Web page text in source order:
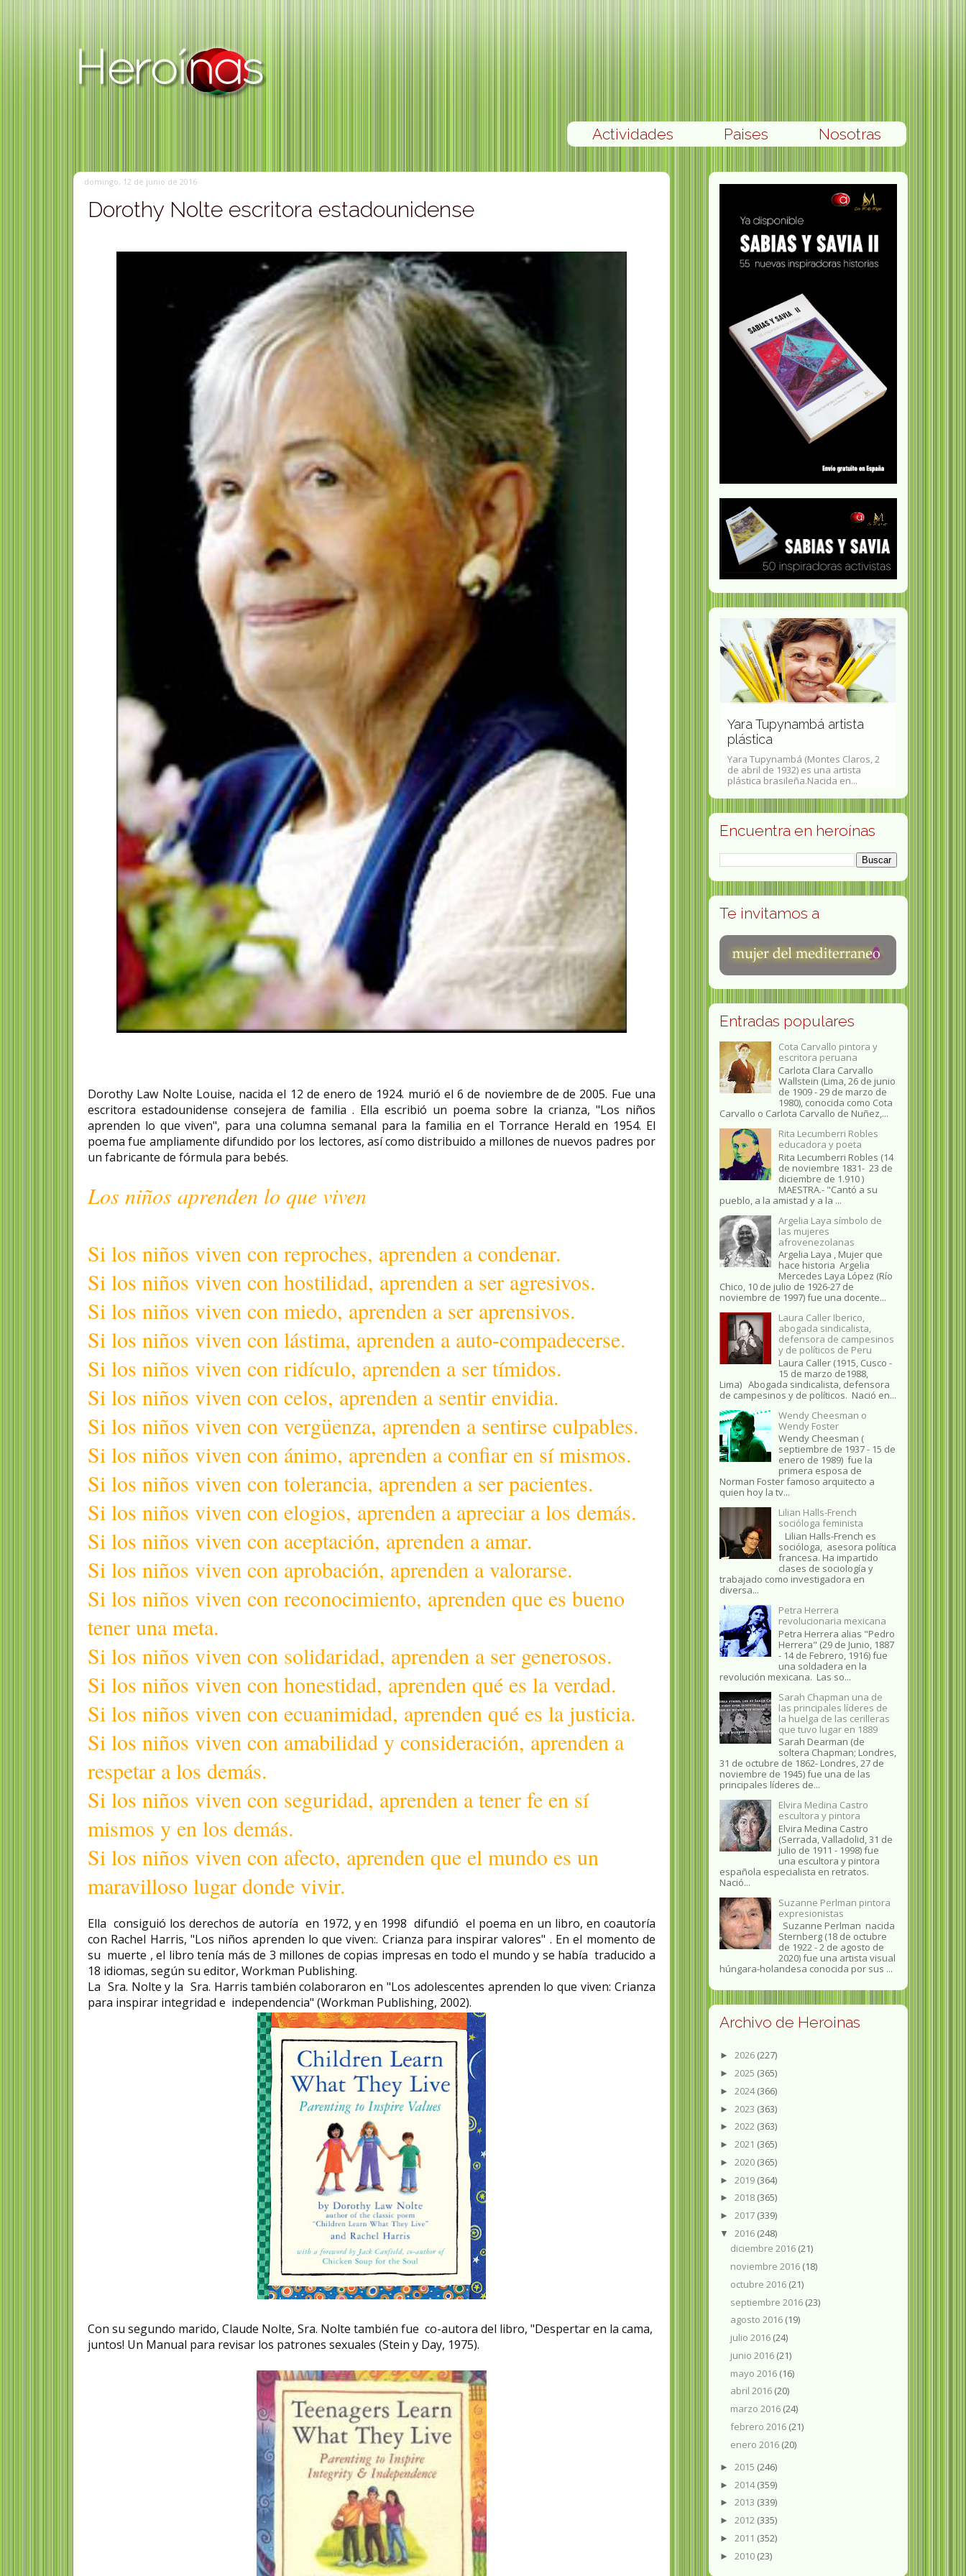
Nosotras
Paises
Actividades
domingo, 12 de junio de 2016
Dorothy Nolte escritora estadounidense
Dorothy Law Nolte Louise, nacida el 12 de enero de 1924. murió el 6 de noviembre de de 2005. Fue una
escritora estadounidense consejera de familia . Ella escribió un poema sobre la crianza, "Los niños
aprenden lo que viven", para una columna semanal para la familia en el Torrance Herald en 1954. El
poema fue ampliamente difundido por los lectores, así como distribuido a millones de nuevos padres por
un fabricante de fórmula para bebés.
Los niños aprenden lo que viven
Si los niños viven con reproches, aprenden a condenar.
Si los niños viven con hostilidad, aprenden a ser agresivos.
Si los niños viven con miedo, aprenden a ser aprensivos.
Si los niños viven con lástima, aprenden a auto-compadecerse.
Si los niños viven con ridículo, aprenden a ser tímidos.
Si los niños viven con celos, aprenden a sentir envidia.
Si los niños viven con vergüenza, aprenden a sentirse culpables.
Si los niños viven con ánimo, aprenden a confiar en sí mismos.
Si los niños viven con tolerancia, aprenden a ser pacientes.
Si los niños viven con elogios, aprenden a apreciar a los demás.
Si los niños viven con aceptación, aprenden a amar.
Si los niños viven con aprobación, aprenden a valorarse.
Si los niños viven con reconocimiento, aprenden que es bueno
tener una meta.
Si los niños viven con solidaridad, aprenden a ser generosos.
Si los niños viven con honestidad, aprenden qué es la verdad.
Si los niños viven con ecuanimidad, aprenden qué es la justicia.
Si los niños viven con amabilidad y consideración, aprenden a
respetar a los demás.
Si los niños viven con seguridad, aprenden a tener fe en sí
mismos y en los demás.
Si los niños viven con afecto, aprenden que el mundo es un
maravilloso lugar donde vivir.
Ella consiguió los derechos de autoría en 1972, y en 1998 difundió el poema en un libro, en coautoría
con Rachel Harris, "Los niños aprenden lo que viven:. Crianza para inspirar valores" . En el momento de
su muerte , el libro tenía más de 3 millones de copias impresas en todo el mundo y se había traducido a
18 idiomas, según su editor, Workman Publishing.
La Sra. Nolte y la Sra. Harris también colaboraron en "Los adolescentes aprenden lo que viven: Crianza
para inspirar integridad e independencia" (Workman Publishing, 2002).
Con su segundo marido, Claude Nolte, Sra. Nolte también fue co-autora del libro, "Despertar en la cama,
juntos! Un Manual para revisar los patrones sexuales (Stein y Day, 1975).
Emmy Lou Packard artista,
pintora de murales y
grabadora
Frida Kahlo y Emmy Lou
Packard Emmy Lou Packard ,
también conocida como Betty Lou...
Haydée Birgin abogada y
feminista argentina
Haydeé Birgin (1938- 13 de mayo de
2014) fue una abogada y feminista
argentina. Cursó...
Yara Tupynambá artista
plástica
Yara Tupynambá (Montes Claros, 2
de abril de 1932) es una artista
plástica brasileña.Nacida en...
Encuentra en heroínas
Te invitamos a
Entradas populares
Cota Carvallo pintora y
escritora peruana
Carlota Clara Carvallo
Wallstein (Lima, 26 de junio
de 1909 - 29 de marzo de
1980), conocida como Cota
Carvallo o Carlota Carvallo de Nuñez,...
Rita Lecumberri Robles
educadora y poeta
Rita Lecumberri Robles (14
de noviembre 1831- 23 de
diciembre de 1.910 )
MAESTRA.- "Cantó a su
pueblo, a la amistad y a la ...
Argelia Laya símbolo de
las mujeres
afrovenezolanas
Argelia Laya , Mujer que
hace historia Argelia
Mercedes Laya López (Río
Chico, 10 de julio de 1926-27 de
noviembre de 1997) fue una docente...
Laura Caller Iberico,
abogada sindicalista,
defensora de campesinos
y de políticos de Peru
Laura Caller (1915, Cusco -
15 de marzo de1988,
Lima) Abogada sindicalista, defensora
de campesinos y de políticos. Nació en...
Wendy Cheesman o
Wendy Foster
Wendy Cheesman (
septiembre de 1937 - 15 de
enero de 1989) fue la
primera esposa de
Norman Foster famoso arquitecto a
quien hoy la tv...
Lilian Halls-French
socióloga feminista
Lilian Halls-French es
socióloga, asesora política
francesa. Ha impartido
clases de sociología y
trabajado como investigadora en
diversa...
Petra Herrera
revolucionaria mexicana
Petra Herrera alias "Pedro
Herrera" (29 de Junio, 1887
- 14 de Febrero, 1916) fue
una soldadera en la
revolución mexicana. Las so...
Sarah Chapman una de
las principales líderes de
la huelga de las cerilleras
que tuvo lugar en 1889
Sarah Dearman (de
soltera Chapman; Londres,
31 de octubre de 1862​- Londres, 27 de
noviembre de 1945)​ fue una de las
principales líderes de...
Elvira Medina Castro
escultora y pintora
Elvira Medina Castro
(Serrada, Valladolid, 31 de
julio de 1911 - 1998) fue
una escultora y pintora
española especialista en retratos.
Nació...
Suzanne Perlman pintora
expresionistas
Suzanne Perlman nacida
Sternberg (18 de octubre
de 1922 - 2 de agosto de
2020) fue una artista visual
húngara-holandesa conocida por sus ...
Archivo de Heroinas
► 2026 (227)
► 2025 (365)
► 2024(366)
► 2023 (363)
► 2022 (363)
► 2021 (365)
► 2020 (365)
► 2019 (364)
► 2018 (365)
► 2017 (339)
▼ 2016 (248)
diciembre 2016 (21)
noviembre 2016 (18)
octubre 2016 (21)
septiembre 2016 (23)
agosto 2016 (19)
julio 2016 (24)
junio 2016 (21)
mayo 2016 (16)
abril 2016 (20)
marzo 2016 (24)
febrero 2016 (21)
enero 2016 (20)
► 2015 (246)
► 2014(359)
► 2013 (339)
► 2012 (335)
► 2011 (352)
► 2010 (23)